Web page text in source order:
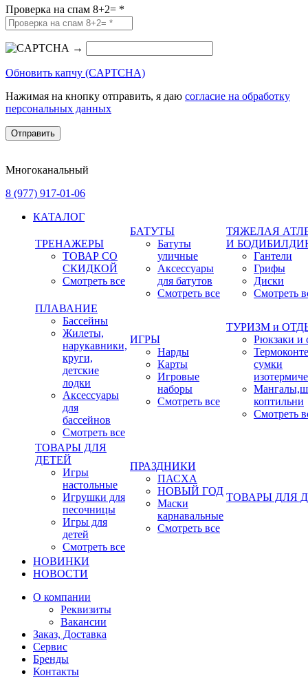
Проверка на спам 8+2= *
→
Обновить капчу (CAPTCHA)
Нажимая на кнопку отправить, я даю согласие на обработку
персональных данных
Многоканальный
8 (977) 917-01-06
КАТАЛОГ
ТРЕНАЖЕРЫ
ТОВАР СО
СКИДКОЙ
Смотреть все
БАТУТЫ
Батуты
уличные
Аксессуары
для батутов
Смотреть все
ТЯЖЕЛАЯ
И
Гантели
Грифы
Диски
Смотреть
ПЛАВАНИЕ
Бассейны
Жилеты,
нарукавники,
круги,
детские
лодки
Аксессуары
для
бассейнов
Смотреть все
ИГРЫ
Нарды
Карты
Игровые
наборы
Смотреть все
ТУРИЗМ и
Рюкзаки и
сумки
коптильни
Смотреть
ТОВАРЫ ДЛЯ
ДЕТЕЙ
Игры
настольные
Игрушки для
песочницы
Игры для
детей
Смотреть все
ПРАЗДНИКИ
ПАСХА
НОВЫЙ ГОД
Маски
карнавальные
Смотреть все
ТОВАРЫ ДЛЯ
НОВИНКИ
НОВОСТИ
О компании
Реквизиты
Вакансии
Заказ, Доставка
Сервис
Бренды
Контакты